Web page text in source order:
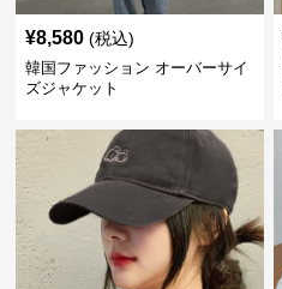
¥8,580 (税込)
韓国ファッション オーバーサイ
ズジャケット